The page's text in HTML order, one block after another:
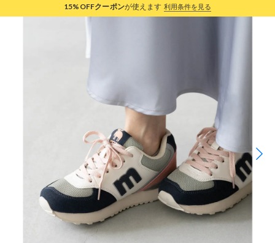
15%OFFクーポンが使えます 利用条件を見る